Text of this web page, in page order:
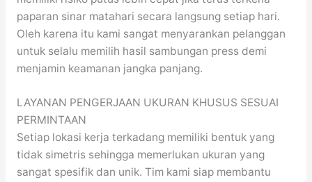
paparan sinar matahari secara langsung setiap hari.
Oleh karena itu kami sangat menyarankan pelanggan
untuk selalu memilih hasil sambungan press demi
menjamin keamanan jangka panjang.
LAYANAN PENGERJAAN UKURAN KHUSUS SESUAI
PERMINTAAN
Setiap lokasi kerja terkadang memiliki bentuk yang
tidak simetris sehingga memerlukan ukuran yang
sangat spesifik dan unik. Tim kami siap membantu